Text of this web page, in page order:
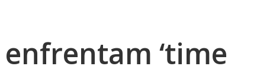
enfrentam ‘time